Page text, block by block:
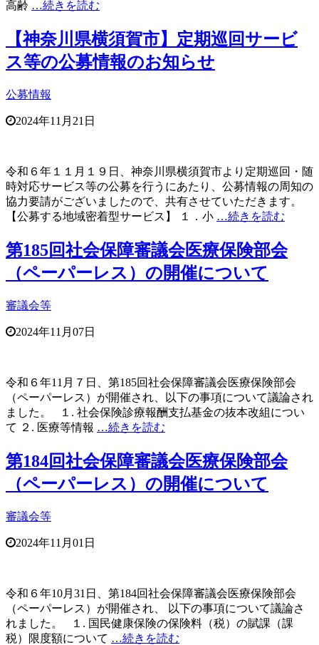
高齢 …続きを読む
【神奈川県横須賀市】定期巡回サービ
ス等の公募情報のお知らせ
公募情報
2024年11月21日
令和６年１１月１９日、神奈川県横須賀市より定期巡回・随
時対応サービス等の公募を行うにあたり、公募情報の周知の
協力要請がございましたので、共有させていただきます。
【公募する地域密着型サービス】 １．小 …続きを読む
第185回社会保障審議会医療保険部会
（ペーパーレス）の開催について
審議会等
2024年11月07日
令和６年11月７日、第185回社会保障審議会医療保険部会
（ペーパーレス）が開催され、以下の事項について議論され
ました。 １. 社会保険診療報酬支払基金の抜本改組につい
て ２. 医療等情報 …続きを読む
第184回社会保障審議会医療保険部会
（ペーパーレス）の開催について
審議会等
2024年11月01日
令和６年10月31日、第184回社会保障審議会医療保険部会
（ペーパーレス）が開催され、 以下の事項について議論さ
れました。 １. 国民健康保険の保険料（税）の賦課（課
税）限度額について …続きを読む